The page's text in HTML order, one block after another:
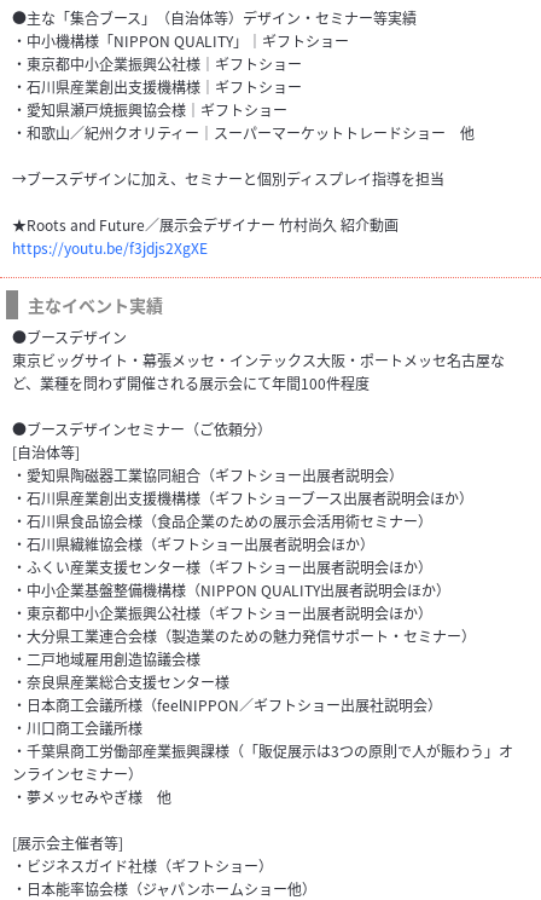
●主な「集合ブース」（自治体等）デザイン・セミナー等実績
・中小機構様「NIPPON QUALITY」｜ギフトショー
・東京都中小企業振興公社様｜ギフトショー
・石川県産業創出支援機構様｜ギフトショー
・愛知県瀬戸焼振興協会様｜ギフトショー
・和歌山／紀州クオリティー｜スーパーマーケットトレードショー 他
→ブースデザインに加え、セミナーと個別ディスプレイ指導を担当
★Roots and Future／展示会デザイナー 竹村尚久 紹介動画
https://youtu.be/f3jdjs2XgXE
主なイベント実績
●ブースデザイン
東京ビッグサイト・幕張メッセ・インテックス大阪・ポートメッセ名古屋な
ど、業種を問わず開催される展示会にて年間100件程度
●ブースデザインセミナー（ご依頼分）
[自治体等]
・愛知県陶磁器工業協同組合（ギフトショー出展者説明会）
・石川県産業創出支援機構様（ギフトショーブース出展者説明会ほか）
・石川県食品協会様（食品企業のための展示会活用術セミナー）
・石川県繊維協会様（ギフトショー出展者説明会ほか）
・ふくい産業支援センター様（ギフトショー出展者説明会ほか）
・中小企業基盤整備機構様（NIPPON QUALITY出展者説明会ほか）
・東京都中小企業振興公社様（ギフトショー出展者説明会ほか）
・大分県工業連合会様（製造業のための魅力発信サポート・セミナー）
・二戸地域雇用創造協議会様
・奈良県産業総合支援センター様
・日本商工会議所様（feelNIPPON／ギフトショー出展社説明会）
・川口商工会議所様
・千葉県商工労働部産業振興課様（「販促展示は3つの原則で人が賑わう」オ
ンラインセミナー）
・夢メッセみやぎ様 他
[展示会主催者等]
・ビジネスガイド社様（ギフトショー）
・日本能率協会様（ジャパンホームショー他）